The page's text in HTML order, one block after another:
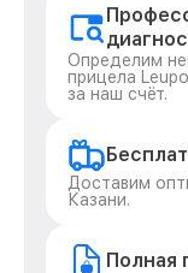
Определим
прицела
за наш счёт.
Доставим
Казани.
Полная